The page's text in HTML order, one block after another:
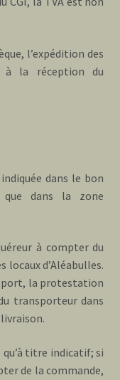
l’expédition des
à la réception du
dans le bon
dans la zone
à compter du
d’Aléabulles.
la protestation
transporteur dans
qu’à titre indicatif; si
de la commande,